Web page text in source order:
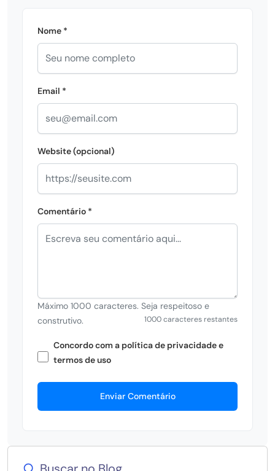
Nome *
Email *
Website (opcional)
Comentário *
Máximo 1000 caracteres. Seja respeitoso e
construtivo.
1000 caracteres restantes
Concordo com a política de privacidade e
termos de uso
Enviar Comentário